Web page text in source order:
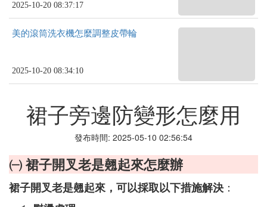
2025-10-20 08:37:17
美的滾筒洗衣機怎麼調整皮帶輪
2025-10-20 08:34:10
裙子旁邊防變形怎麼用
發布時間: 2025-05-10 02:56:54
㈠ 裙子開叉老是翹起來怎麼辦
裙子開叉老是翹起來，可以採取以下措施解決 ：